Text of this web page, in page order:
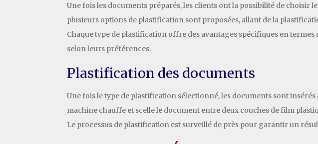
Une fois les documents préparés, les clients ont la possibilité de choisir
plusieurs options de plastification sont proposées, allant de la
Chaque type de plastification offre des avantages spécifiques en
selon leurs préférences.
Plastification des documents
Une fois le type de plastification sélectionné, les documents sont
machine chauffe et scelle le document entre deux couches de film
Le processus de plastification est surveillé de près pour garantir un